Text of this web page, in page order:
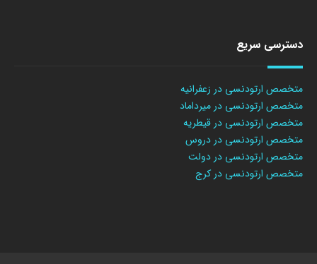
دسترسی سریع
متخصص ارتودنسی در زعفرانیه
متخصص ارتودنسی در میرداماد
متخصص ارتودنسی در قیطریه
متخصص ارتودنسی در دروس
متخصص ارتودنسی در دولت
متخصص ارتودنسی در کرج